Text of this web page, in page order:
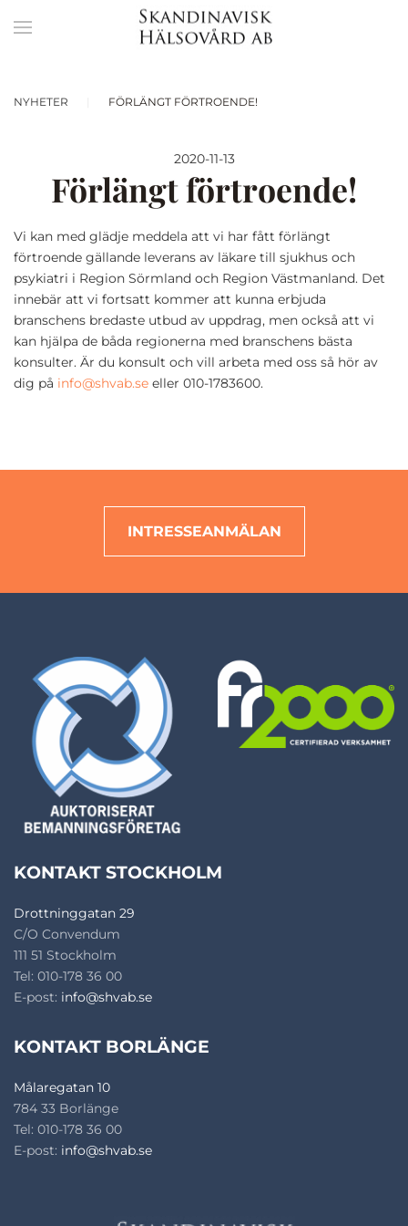
NYHETER FÖRLÄNGT FÖRTROENDE!
2020-11-13
Förlängt förtroende!
Vi kan med glädje meddela att vi har fått förlängt
förtroende gällande leverans av läkare till sjukhus och
psykiatri i Region Sörmland och Region Västmanland. Det
innebär att vi fortsatt kommer att kunna erbjuda
branschens bredaste utbud av uppdrag, men också att vi
kan hjälpa de båda regionerna med branschens bästa
konsulter. Är du konsult och vill arbeta med oss så hör av
dig på info@shvab.se eller 010-1783600.
INTRESSEANMÄLAN
KONTAKT STOCKHOLM
Drottninggatan 29
C/O Convendum
111 51 Stockholm
Tel: 010-178 36 00
E-post: info@shvab.se
KONTAKT BORLÄNGE
Målaregatan 10
784 33 Borlänge
Tel: 010-178 36 00
E-post: info@shvab.se